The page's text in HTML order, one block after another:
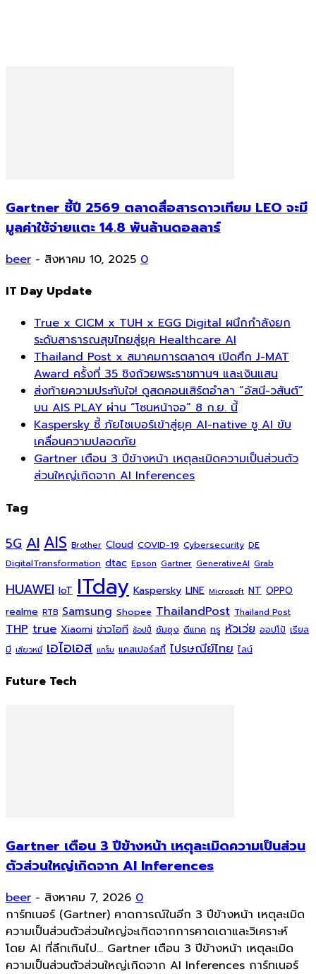
Gartner ชี้ปี 2569 ตลาดสื่อสารดาวเทียม LEO จะมี
มูลค่าใช้จ่ายแตะ 14.8 พันล้านดอลลาร์
beer - สิงหาคม 10, 2025 0
IT Day Update
True x CICM x TUH x EGG Digital ผนึกกำลังยก
ระดับสาธารณสุขไทยสู่ยุค Healthcare AI
Thailand Post x สมาคมการตลาดฯ เปิดศึก J-MAT
Award ครั้งที่ 35 ชิงถ้วยพระราชทานฯ และเงินแสน
ส่งท้ายความประทับใจ! ดูสดคอนเสิร์ตอำลา “อัสนี-วสันต์”
บน AIS PLAY ผ่าน “โซนหน้าจอ” 8 ก.ย. นี้
Kaspersky ชี้ ภัยไซเบอร์เข้าสู่ยุค AI-native ชู AI ขับ
เคลื่อนความปลอดภัย
Gartner เตือน 3 ปีข้างหน้า เหตุละเมิดความเป็นส่วนตัว
ส่วนใหญ่เกิดจาก AI Inferences
Tag
5G AI AIS Brother Cloud COVID-19 Cybersecurity DE
DigitalTransformation dtac Epson Gartner GenerativeAI Grab
HUAWEI IoT ITday Kaspersky LINE Microsoft NT OPPO
realme RTB Samsung Shopee ThailandPost Thailand Post
THP true Xiaomi ข่าวไอที ช้อปปี้ ซัมซุง ดีแทค ทรู หัวเว่ย ออปโป้ เรียล
มี เสียวหมี่ เอไอเอส แกร็บ แคสเปอร์สกี้ ไปรษณีย์ไทย ไลน์
Future Tech
Gartner เตือน 3 ปีข้างหน้า เหตุละเมิดความเป็นส่วน
ตัวส่วนใหญ่เกิดจาก AI Inferences
beer - สิงหาคม 7, 2026 0
การ์ทเนอร์ (Gartner) คาดการณ์ในอีก 3 ปีข้างหน้า เหตุละเมิด
ความเป็นส่วนตัวส่วนใหญ่จะเกิดจากการคาดเดาและวิเคราะห์
โดย AI ที่ลึกเกินไป... Gartner เตือน 3 ปีข้างหน้า เหตุละเมิด
ความเป็นส่วนตัวส่วนใหญ่เกิดจาก AI Inferences การ์ทเนอร์